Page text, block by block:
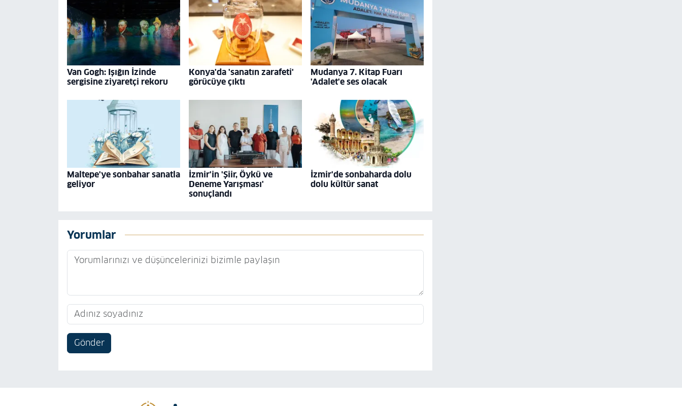
Van Gogh: Işığın İzinde
sergisine ziyaretçi rekoru
Konya'da 'sanatın zarafeti'
görücüye çıktı
Mudanya 7. Kitap Fuarı
'Adalet'e ses olacak
Maltepe'ye sonbahar sanatla
geliyor
İzmir'in 'Şiir, Öykü ve
Deneme Yarışması'
sonuçlandı
İzmir'de sonbaharda dolu
dolu kültür sanat
Yorumlar
Gönder